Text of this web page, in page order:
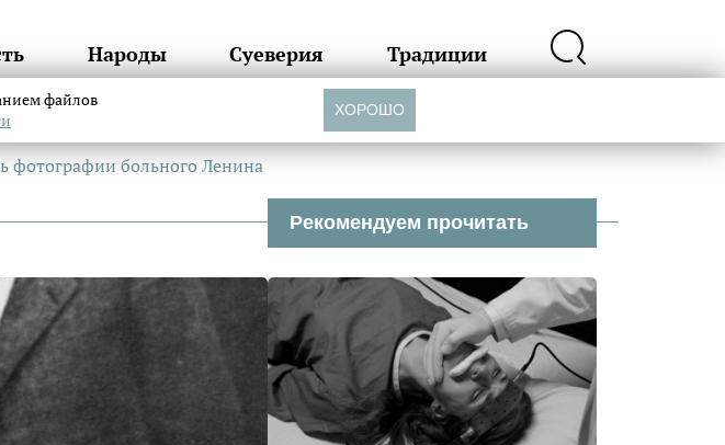
Народы Суеверия Традиции
фотографии больного Ленина
Рекомендуем прочитать
файлов
ХОРОШО